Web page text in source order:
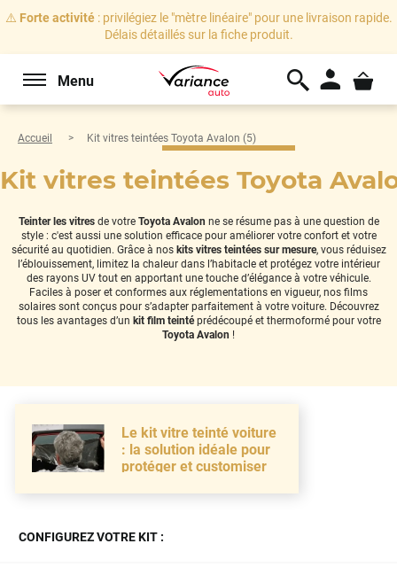
⚠️ Forte activité: privilégiez le "mètre linéaire" pour une livraison rapide.
Délais détaillés sur la fiche produit.
Menu
Accueil Kit vitres teintées Toyota Avalon (5)
Kit vitres teintées Toyota
Teinter les vitresde votre Toyota Avalon ne se résume pas à une question de
style : c'est aussi une solution efficace pour améliorer votre confort et votre
sécurité au quotidien. Grâce à nos kits vitres teintées sur mesure, vous réduisez
l’éblouissement, limitez la chaleur dans l’habitacle et protégez votre intérieur
des rayons UV tout en apportant une touche d’élégance à votre véhicule.
Faciles à poser et conformes aux réglementations en vigueur, nos films
solaires sont conçus pour s’adapter parfaitement à votre voiture. Découvrez
tous les avantages d’un kit film teintéprédécoupé et thermoformé pour votre
Toyota Avalon !
Le kit vitre teinté voiture
: la solution idéale pour
protéger et customiser
CONFIGUREZ VOTRE KIT :